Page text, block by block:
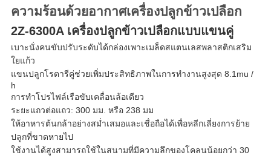
ความร้อนด้วยอากาศเครื่องปลูกข้าวเปลือก
2Z-6300A เครื่องปลูกข้าวเปลือกแบบแขนคู่
เบาะนั่งคนขับปรับระดับได้กล่องเพาะเมล็ดสแตนเลสพลาสติกเสริม
ใยแก้ว
แขนปลูกโรตารีคู่ช่วยเพิ่มประสิทธิภาพในการทำงานสูงสุด 8.1mu /
h
การทำโปรไฟล์เรือขับเคลื่อนล้อเดียว
ระยะแถวต่อแถว: 300 มม. หรือ 238 มม
ให้อาหารต้นกล้าอย่างสม่ำเสมอและเชื่อถือได้เพื่อหลีกเลี่ยงการย้าย
ปลูกที่ขาดหายไป
ใช้งานได้สูงสามารถใช้ในสนามที่มีความลึกของโคลนน้อยกว่า 30